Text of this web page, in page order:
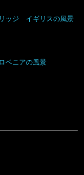
ッジ イギリスの風景
ベニアの風景